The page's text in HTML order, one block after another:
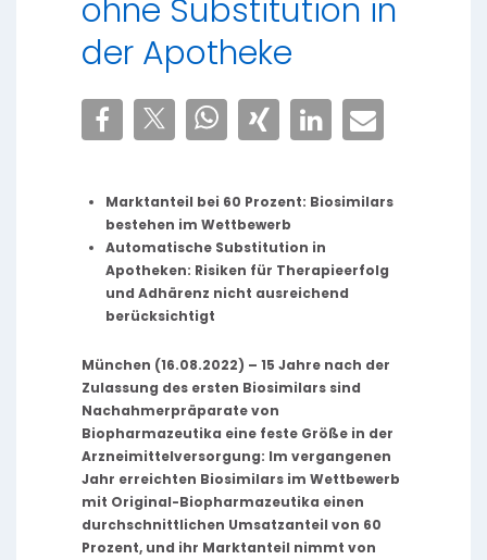
ohne Substitution in
der Apotheke
Marktanteil bei 60 Prozent: Biosimilars
bestehen im Wettbewerb
Automatische Substitution in
Apotheken: Risiken für Therapieerfolg
und Adhärenz nicht ausreichend
berücksichtigt
München (16.08.2022) – 15 Jahre nach der
Zulassung des ersten Biosimilars sind
Nachahmerpräparate von
Biopharmazeutika eine feste Größe in der
Arzneimittelversorgung: Im vergangenen
Jahr erreichten Biosimilars im Wettbewerb
mit Original-Biopharmazeutika einen
durchschnittlichen Umsatzanteil von 60
Prozent, und ihr Marktanteil nimmt von